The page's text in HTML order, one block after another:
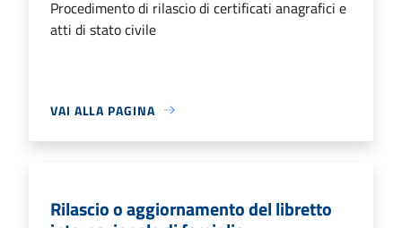
Procedimento di rilascio di certificati anagrafici e
atti di stato civile
VAI ALLA PAGINA
Rilascio o aggiornamento del libretto